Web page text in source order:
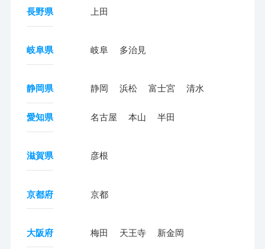
長野県 上田
岐阜県 岐阜 多治見
静岡県 静岡 浜松 富士宮 清水
愛知県 名古屋 本山 半田
滋賀県 彦根
京都府 京都
大阪府 梅田 天王寺 新金岡